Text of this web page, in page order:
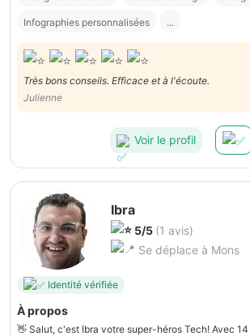
Infographies personnalisées ...
Très bons conseils. Efficace et à l'écoute.
Julienne
Voir le profil
Ibra
5/5 (1 avis)
Se déplace à Mons
Identité vérifiée
À propos
👋 Salut, c'est Ibra votre super-héros Tech! Avec